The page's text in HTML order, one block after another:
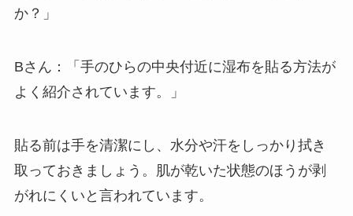
か？」
Bさん：「手のひらの中央付近に湿布を貼る方法が
よく紹介されています。」
貼る前は手を清潔にし、水分や汗をしっかり拭き
取っておきましょう。肌が乾いた状態のほうが剥
がれにくいと言われています。